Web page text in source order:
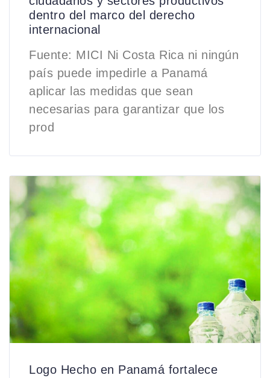
dentro del marco del derecho
internacional
Fuente: MICI Ni Costa Rica ni ningún
país puede impedirle a Panamá
aplicar las medidas que sean
necesarias para garantizar que los
prod
Logo Hecho en Panamá fortalece